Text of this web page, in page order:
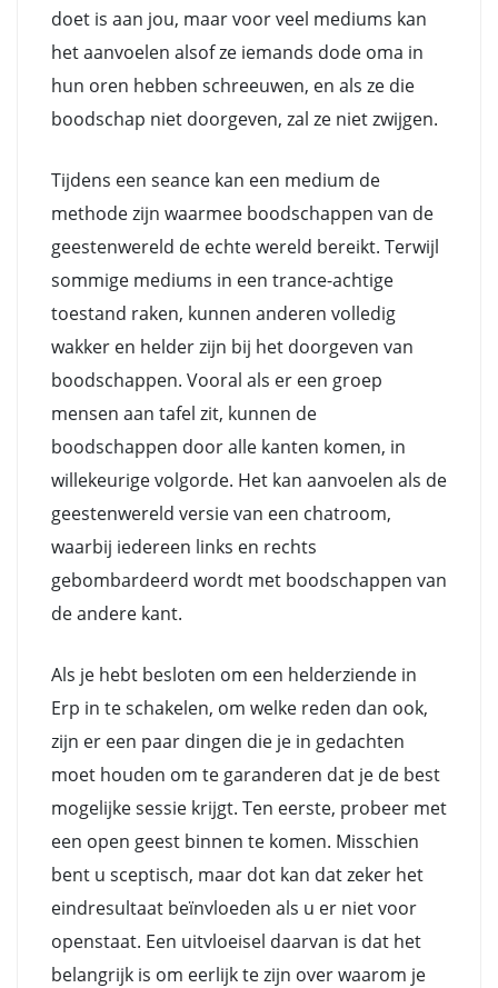
doet is aan jou, maar voor veel mediums kan
het aanvoelen alsof ze iemands dode oma in
hun oren hebben schreeuwen, en als ze die
boodschap niet doorgeven, zal ze niet zwijgen.
Tijdens een seance kan een medium de
methode zijn waarmee boodschappen van de
geestenwereld de echte wereld bereikt. Terwijl
sommige mediums in een trance-achtige
toestand raken, kunnen anderen volledig
wakker en helder zijn bij het doorgeven van
boodschappen. Vooral als er een groep
mensen aan tafel zit, kunnen de
boodschappen door alle kanten komen, in
willekeurige volgorde. Het kan aanvoelen als de
geestenwereld versie van een chatroom,
waarbij iedereen links en rechts
gebombardeerd wordt met boodschappen van
de andere kant.
Als je hebt besloten om een helderziende in
Erp in te schakelen, om welke reden dan ook,
zijn er een paar dingen die je in gedachten
moet houden om te garanderen dat je de best
mogelijke sessie krijgt. Ten eerste, probeer met
een open geest binnen te komen. Misschien
bent u sceptisch, maar dot kan dat zeker het
eindresultaat beïnvloeden als u er niet voor
openstaat. Een uitvloeisel daarvan is dat het
belangrijk is om eerlijk te zijn over waarom je